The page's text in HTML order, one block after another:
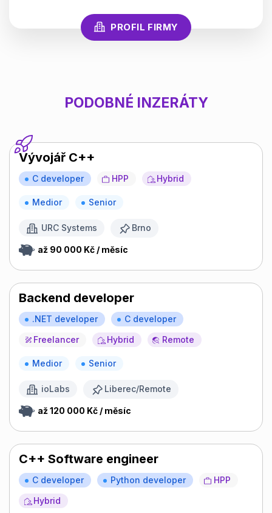
PROFIL FIRMY
PODOBNÉ INZERÁTY
Vývojář C++
C developer HPP Hybrid
Medior Senior
URC Systems Brno
až 90 000 Kč / měsíc
Backend developer
.NET developer
C developer
Freelancer
Hybrid Remote
Medior Senior
ioLabs Liberec/Remote
až 120 000 Kč / měsíc
C++ Software engineer
C developer Python developer
HPP
Hybrid